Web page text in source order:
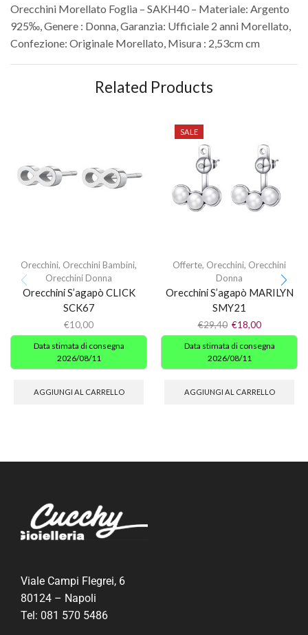
Orecchini Morellato Foglia – SAKH40 – Materiale: Argento
925‰, Genere : Donna, Garanzia: Ufficiale 2 anni Morellato,
Confezione: Originale Morellato, Misura : 2,53cm cm
Related Products
Orecchini, Orecchini Bambini,
Orecchini Donna
Orecchini S’agapò CLICK
SCK67
€10,00
Data stimata di consegna
2026/08/11
AGGIUNGI AL CARRELLO
SALE
Offerte, Orecchini, Orecchini
Donna
Orecchini S’agapò MARILYN
SMY21
€29,40 €18,00
Data stimata di consegna
2026/08/11
AGGIUNGI AL CARRELLO
Viale Campi Flegrei, 6
80124 – Napoli
Tel: 081 570 5486